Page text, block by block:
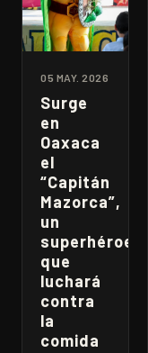
05 MAY. 2026
Surge
en
Oaxaca
el
“Capitán
Mazorca”,
un
superhéroe
que
luchará
contra
la
comida